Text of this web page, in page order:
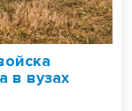
в вузах